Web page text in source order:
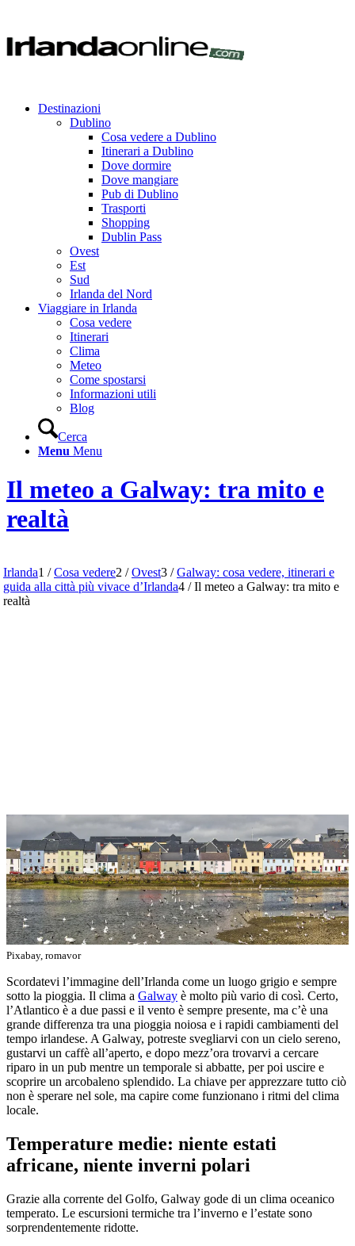
Destinazioni
Dublino
Cosa vedere a Dublino
Itinerari a Dublino
Dove dormire
Dove mangiare
Pub di Dublino
Trasporti
Shopping
Dublin Pass
Ovest
Est
Sud
Irlanda del Nord
Viaggiare in Irlanda
Cosa vedere
Itinerari
Clima
Meteo
Come spostarsi
Informazioni utili
Blog
Cerca
Menu Menu
Il meteo a Galway: tra mito e
realtà
Irlanda1 / Cosa vedere2 / Ovest3 / Galway: cosa vedere, itinerari e
guida alla città più vivace d’Irlanda4 / Il meteo a Galway: tra mito e
realtà
Pixabay, romavor
Scordatevi l’immagine dell’Irlanda come un luogo grigio e sempre
sotto la pioggia. Il clima a Galway è molto più vario di così. Certo,
l’Atlantico è a due passi e il vento è sempre presente, ma c’è una
grande differenza tra una pioggia noiosa e i rapidi cambiamenti del
tempo irlandese. A Galway, potreste svegliarvi con un cielo sereno,
gustarvi un caffè all’aperto, e dopo mezz’ora trovarvi a cercare
riparo in un pub mentre un temporale si abbatte, per poi uscire e
scoprire un arcobaleno splendido. La chiave per apprezzare tutto ciò
non è sperare nel sole, ma capire come funzionano i ritmi del clima
locale.
Temperature medie: niente estati
africane, niente inverni polari
Grazie alla corrente del Golfo, Galway gode di un clima oceanico
temperato. Le escursioni termiche tra l’inverno e l’estate sono
sorprendentemente ridotte.